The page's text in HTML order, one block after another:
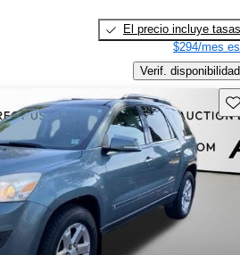
El precio incluye tasas
$294/mes
Verif. disponibilidad